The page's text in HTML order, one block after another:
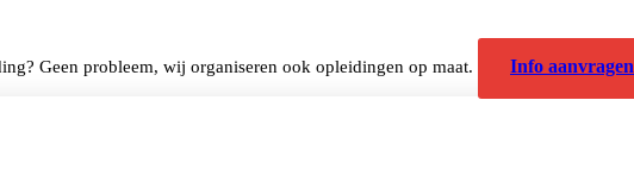
Geen probleem, wij organiseren ook opleidingen op maat. Info aanvragen